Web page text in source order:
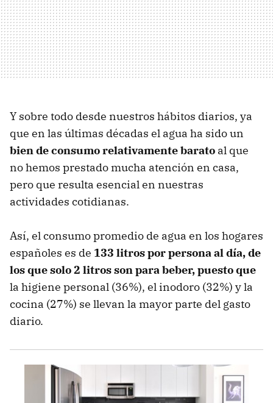
Y sobre todo desde nuestros hábitos diarios, ya
que en las últimas décadas el agua ha sido un
bien de consumo relativamente barato al que
no hemos prestado mucha atención en casa,
pero que resulta esencial en nuestras
actividades cotidianas.
Así, el consumo promedio de agua en los hogares
españoles es de 133 litros por persona al día, de
los quesolo 2 litros son para beber, puesto que
la higiene personal (36%), el inodoro (32%) y la
cocina (27%) se llevan la mayor parte del gasto
diario.